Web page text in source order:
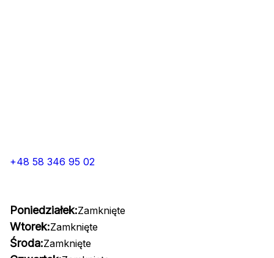
+48 58 346 95 02
Poniedziałek:Zamknięte
Wtorek:Zamknięte
Środa:Zamknięte